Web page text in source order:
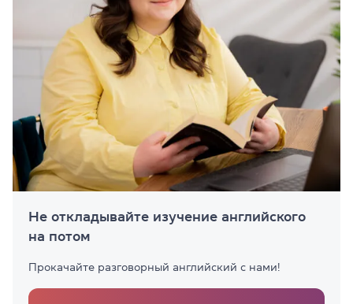
Не откладывайте изучение английского
на потом
Прокачайте разговорный английский с нами!